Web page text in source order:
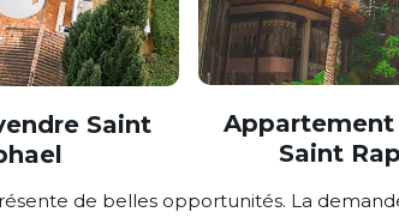
Saint
Appartement
Saint
de belles opportunités. La